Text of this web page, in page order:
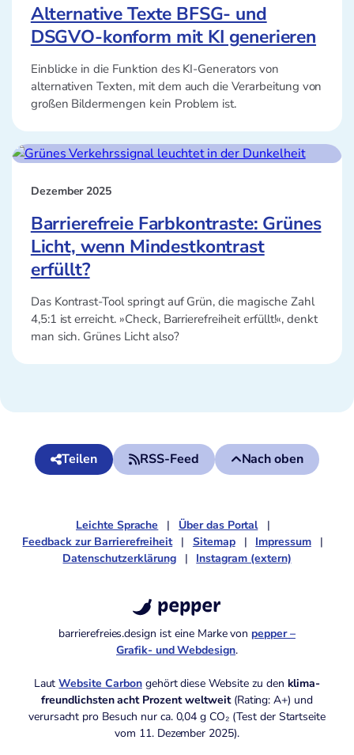
Alternative Texte BFSG- und
DSGVO-konform mit KI generieren
Einblicke in die Funktion des KI-Generators von
alternativen Texten, mit dem auch die Verarbeitung von
großen Bildermengen kein Problem ist.
Dezember 2025
Barrierefreie Farbkontraste: Grünes
Licht, wenn Mindestkontrast
erfüllt?
Das Kontrast-Tool springt auf Grün, die magische Zahl
4,5:1 ist erreicht. »Check, Barrierefreiheit erfüllt!«, denkt
man sich. Grünes Licht also?
Teilen RSS-Feed Nach oben
Leichte Sprache
Über das Portal
Feedback zur Barrierefreiheit
Sitemap
Impressum
Datenschutzerklärung
Instagram (extern)
pepper
barrierefreies.design ist eine Marke von pepper –
Grafik- und Webdesign.
LautWebsite Carbongehört diese Website zu den klima­
freund­lichsten acht Prozent weltweit(Rating: A+) und
verursacht pro Besuch nur ca. 0,04 g CO₂ (Test der Startseite
vom 11. Dezember 2025).